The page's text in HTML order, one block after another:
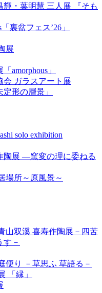
輝・葉明慧 三人展 『そも
裏盆フェス’26」
展
amorphous」
会 ガラスアート展
形の層景」
solo exhibition
陶展 ―窯変の理に委ねる
場所～原風景～
山双溪 喜寿作陶展－四苦
す－
便り －草思ふ 草語る－
「縁」